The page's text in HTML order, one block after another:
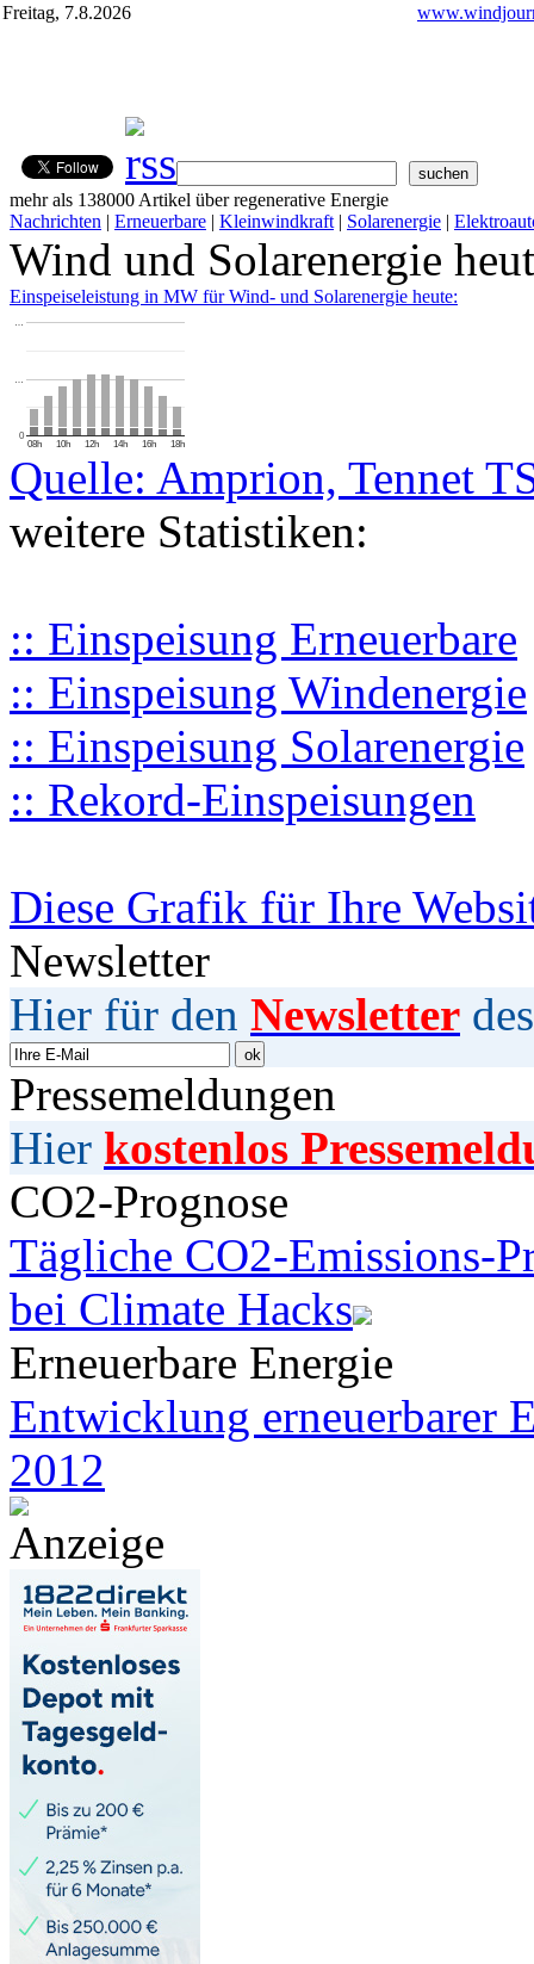
Freitag, 7.8.2026
mehr als 138000 Artikel über regenerative Energie
Nachrichten | Erneuerbare | Kleinwindkraft | Solarenergie |
Wind und Solarenergie
Einspeiseleistung in MW für Wind- und Solarenergie heute:
08h 10h 12h 14h 16h 18h
0
…
…
Quelle: Amprion, Tennet
weitere Statistiken:
:: Einspeisung Erneuerbare
:: Einspeisung Windenergie
:: Einspeisung Solarenergie
:: Rekord-Einspeisungen
Diese Grafik für Ihre
Newsletter
Hier für den Newsletter
Pressemeldungen
Hier kostenlos
CO2-Prognose
Tägliche CO2-Emissions-
bei Climate Hacks
Erneuerbare Energie
Entwicklung erneuerbarer
2012
Anzeige